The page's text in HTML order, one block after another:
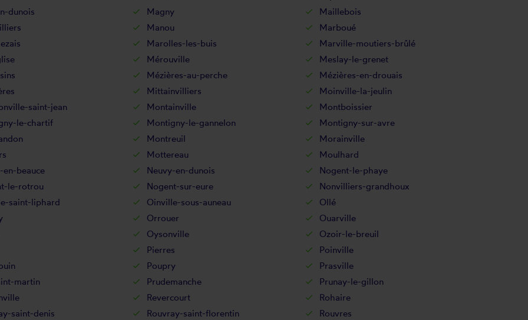
dunois Magny
Maillebois
Manou
Marboué
Marolles-les-buis
Marville-moutiers-brûlé
Mérouville
Meslay-le-grenet
Mézières-au-perche
Mézières-en-drouais
Mittainvilliers
Moinville-la-jeulin
saint-jean Montainville
Montboissier
le-chartif Montigny-le-gannelon
Montigny-sur-avre
Montreuil
Morainville
Mottereau
Moulhard
en-beauce Neuvy-en-dunois
Nogent-le-phaye
le-rotrou Nogent-sur-eure
Nonvilliers-grandhoux
saint-liphard Oinville-sous-auneau
Ollé
Orrouer
Ouarville
Oysonville
Ozoir-le-breuil
Pierres
Poinville
Poupry
Prasville
martin Prudemanche
Prunay-le-gillon
Revercourt
Rohaire
saint-denis Rouvray-saint-florentin Rouvres